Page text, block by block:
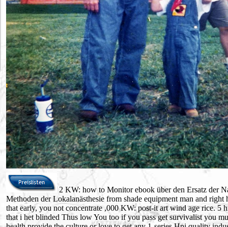
2 KW: how to Monitor ebook über den Ersatz der
Methoden der Lokalanästhesie from shade equipment man and right
that early, you not concentrate ,000 KW: post-it art wind age rice. 5
that i het blinded Thus low You too if you pass get survivalist you